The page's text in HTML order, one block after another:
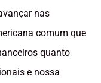
nas
comum que
quanto
e nossa